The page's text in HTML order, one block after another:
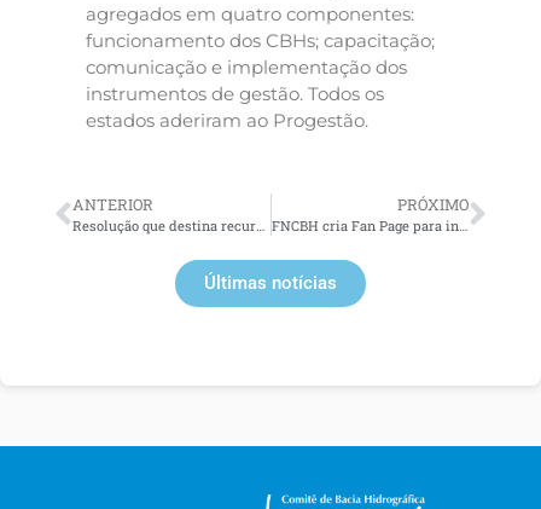
agregados em quatro componentes:
funcionamento dos CBHs; capacitação;
comunicação e implementação dos
instrumentos de gestão. Todos os
estados aderiram ao Progestão.
ANTERIOR
Resolução que destina recursos do CBH Macaé em área do CBH Baixo Paraíba do Sul e Itabapoana é assinada
PRÓXIMO
FNCBH cria Fan Page para integração de informações dos comitês brasileiros
Últimas notícias